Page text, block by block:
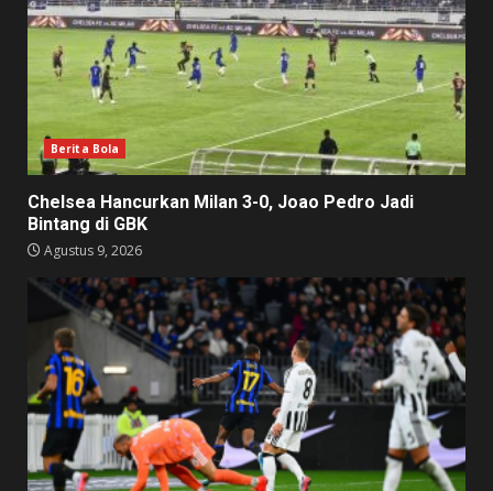
Berita Bola
Chelsea Hancurkan Milan 3-0, Joao Pedro Jadi
Bintang di GBK
Agustus 9, 2026